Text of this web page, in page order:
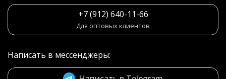
+7 (912) 640-11-66
Для оптовых клиентов
Написать в мессенджеры: